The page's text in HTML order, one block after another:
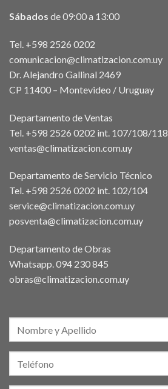
Sábados de 09:00 a 13:00
Tel. +598 2526 0202
comunicacion@climatizacion.com.uy
Dr. Alejandro Gallinal 2469
CP 11400 – Montevideo / Uruguay
Departamento de Ventas
Tel. +598 2526 0202 int. 107/108/118
ventas@climatizacion.com.uy
Departamento de Servicio Técnico
Tel. +598 2526 0202 int. 102/104
service@climatizacion.com.uy
posventa@climatizacion.com.uy
Departamento de Obras
Whatsapp.094 230 845
obras@climatizacion.com.uy